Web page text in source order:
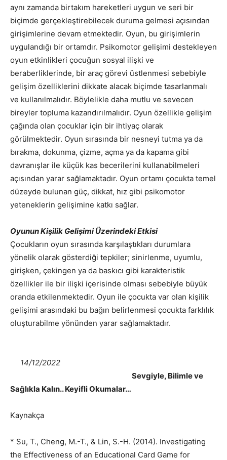
aynı zamanda birtakım hareketleri uygun ve seri bir
biçimde gerçekleştirebilecek duruma gelmesi açısından
girişimlerine devam etmektedir. Oyun, bu girişimlerin
uygulandığı bir ortamdır. Psikomotor gelişimi destekleyen
oyun etkinlikleri çocuğun sosyal ilişki ve
beraberliklerinde, bir araç görevi üstlenmesi sebebiyle
gelişim özelliklerini dikkate alacak biçimde tasarlanmalı
ve kullanılmalıdır. Böylelikle daha mutlu ve sevecen
bireyler topluma kazandırılmalıdır. Oyun özellikle gelişim
çağında olan çocuklar için bir ihtiyaç olarak
görülmektedir. Oyun sırasında bir nesneyi tutma ya da
bırakma, dokunma, çizme, açma ya da kapama gibi
davranışlar ile küçük kas becerilerini kullanabilmeleri
açısından yarar sağlamaktadır. Oyun ortamı çocukta temel
düzeyde bulunan güç, dikkat, hız gibi psikomotor
yeteneklerin gelişimine katkı sağlar.
Oyunun Kişilik Gelişimi Üzerindeki Etkisi
Çocukların oyun sırasında karşılaştıkları durumlara
yönelik olarak gösterdiği tepkiler; sinirlenme, uyumlu,
girişken, çekingen ya da baskıcı gibi karakteristik
özellikler ile bir ilişki içerisinde olması sebebiyle büyük
oranda etkilenmektedir. Oyun ile çocukta var olan kişilik
gelişimi arasındaki bu bağın belirlenmesi çocukta farklılık
oluşturabilme yönünden yarar sağlamaktadır.
14/12/2022
Sevgiyle, Bilimle ve
Sağlıkla Kalın.. Keyifli Okumalar…
Kaynakça
* Su, T., Cheng, M.-T., & Lin, S.-H. (2014). Investigating
the Effectiveness of an Educational Card Game for